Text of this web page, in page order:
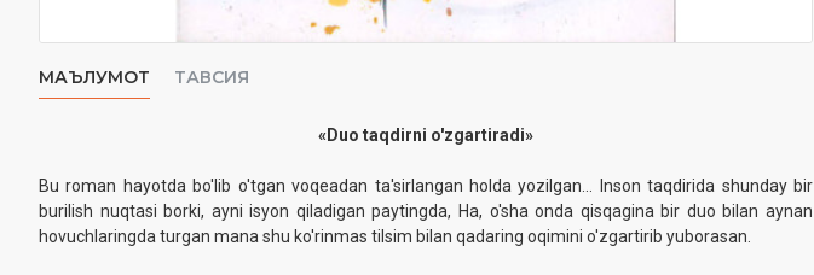
МАЪЛУМОТ ТАВСИЯ
«Duo taqdirni o'zgartiradi»
Bu roman hayotda bo'lib o'tgan voqeadan ta'sirlangan holda yozilgan... Inson taqdirida shunday bir
burilish nuqtasi borki, ayni isyon qiladigan paytingda, На, o'shа onda qisqagina bir duo bilan aynan
hovuchlaringda turgan mana shu ko'rinmas tilsim bilan qadaring oqimini o'zgartirib yuborasan.